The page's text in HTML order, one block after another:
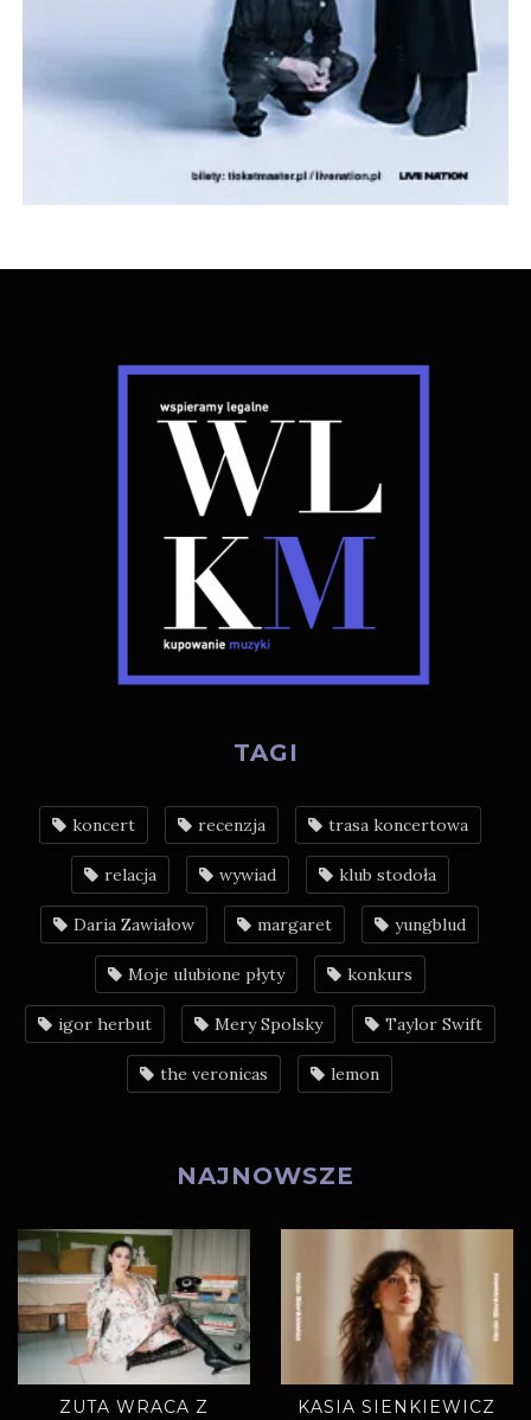
TAGI
koncert recenzja trasa koncertowa
relacja wywiad klub stodoła
Daria Zawiałow margaret yungblud
Moje ulubione płyty konkurs
igor herbut Mery Spolsky Taylor Swift
the veronicas lemon
NAJNOWSZE
ZUTA WRACA Z
KASIA SIENKIEWICZ